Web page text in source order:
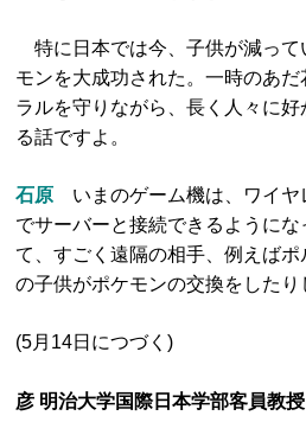
特に日本では今、子供が減って
モンを大成功された。一時のあ
ラルを守りながら、長く人々に
る話ですよ。
石原 いまのゲーム機は、ワイヤ
でサーバーと接続できるように
て、すごく遠隔の相手、例えば
の子供がポケモンの交換をしたり
(5月14日につづく)
（司会・構
彦 明治大学国際日本学部客員教授